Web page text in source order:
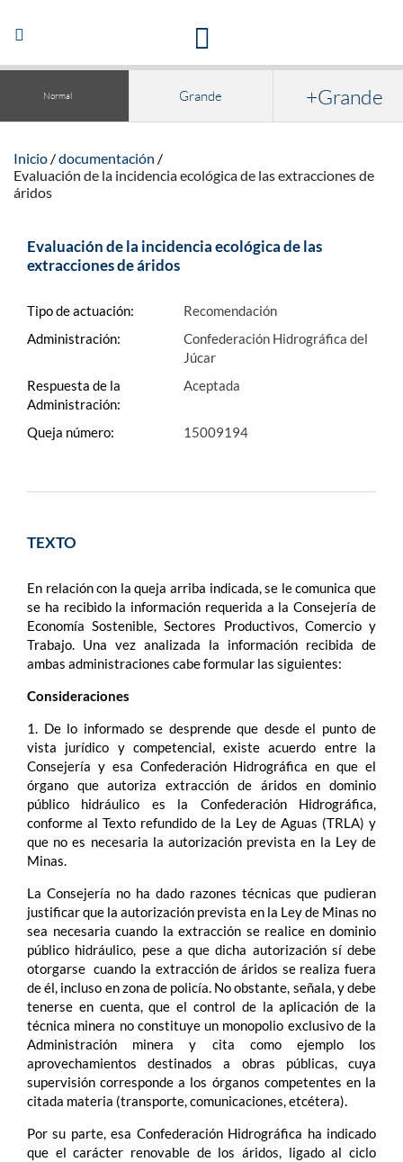
Abrir/Cerrar
navegación
Normal Grande +Grande
Inicio
documentación
Evaluación de la incidencia ecológica de las extracciones de
áridos
Evaluación de la incidencia ecológica de las
extracciones de áridos
Tipo de actuación:
Recomendación
Administración:
Confederación Hidrográfica del
Júcar
Respuesta de la
Administración:
Aceptada
Queja número: 15009194
TEXTO
En relación con la queja arriba indicada, se le comunica que
se ha recibido la información requerida a la Consejería de
Economía Sostenible, Sectores Productivos, Comercio y
Trabajo. Una vez analizada la información recibida de
ambas administraciones cabe formular las siguientes:
Consideraciones
1. De lo informado se desprende que desde el punto de
vista jurídico y competencial, existe acuerdo entre la
Consejería y esa Confederación Hidrográfica en que el
órgano que autoriza extracción de áridos en dominio
público hidráulico es la Confederación Hidrográfica,
conforme al Texto refundido de la Ley de Aguas (TRLA) y
que no es necesaria la autorización prevista en la Ley de
Minas.
La Consejería no ha dado razones técnicas que pudieran
justificar que la autorización prevista en la Ley de Minas no
sea necesaria cuando la extracción se realice en dominio
público hidráulico, pese a que dicha autorización sí debe
otorgarse cuando la extracción de áridos se realiza fuera
de él, incluso en zona de policía. No obstante, señala, y debe
tenerse en cuenta, que el control de la aplicación de la
técnica minera no constituye un monopolio exclusivo de la
Administración minera y cita como ejemplo los
aprovechamientos destinados a obras públicas, cuya
supervisión corresponde a los órganos competentes en la
citada materia (transporte, comunicaciones, etcétera).
Por su parte, esa Confederación Hidrográfica ha indicado
que el carácter renovable de los áridos, ligado al ciclo